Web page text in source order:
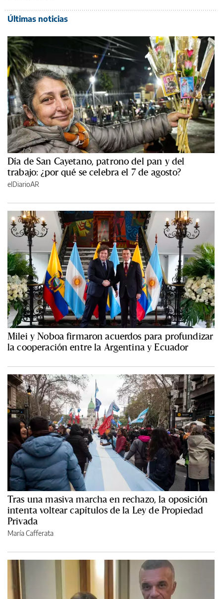
Últimas noticias
Día de San Cayetano, patrono del pan y del
trabajo: ¿por qué se celebra el 7 de agosto?
elDiarioAR
Milei y Noboa firmaron acuerdos para profundizar
la cooperación entre la Argentina y Ecuador
Tras una masiva marcha en rechazo, la oposición
intenta voltear capítulos de la Ley de Propiedad
Privada
María Cafferata